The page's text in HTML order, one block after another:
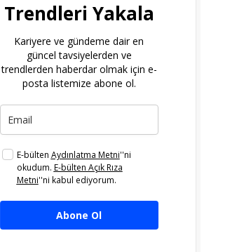
Trendleri Yakala
Kariyere ve gündeme dair en
güncel tavsiyelerden ve
trendlerden haberdar olmak için e-
posta listemize abone ol.
E-bülten Aydınlatma Metni''ni
okudum. E-bülten Açık Rıza
Metni''ni kabul ediyorum.
Abone Ol